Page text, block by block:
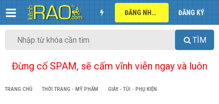
ĐĂNG NHẬP ĐĂNG KÝ
TÌM
Đừng cố SPAM, sẽ cấm vĩnh viễn ngay và luôn
TRANG CHỦ THỜI TRANG - MỸ PHẨM GIÀY - TÚI - PHỤ KIỆN